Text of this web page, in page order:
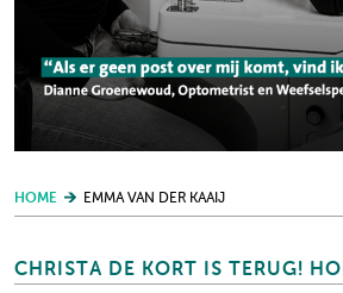
HOME EMMA VAN DER KAAIJ
CHRISTA DE KORT IS TERUG!